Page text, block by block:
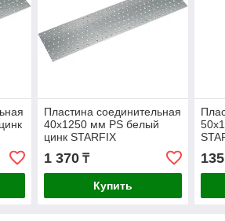
Пластина соединительная
40х1250 мм PS белый
цинк STARFIX
1 370₸
Купить
135